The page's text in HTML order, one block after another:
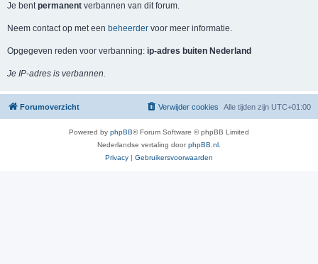
Je bentpermanent verbannen van dit forum.
Neem contact op met een beheerder voor meer informatie.
Opgegeven reden voor verbanning: ip-adres buiten Nederland
Je IP-adres is verbannen.
Forumoverzicht Alle tijden zijn UTC+01:00
Verwijder cookies
Powered by phpBB® Forum Software © phpBB Limited
Nederlandse vertaling doorphpBB.nl
Privacy | Gebruikersvoorwaarden